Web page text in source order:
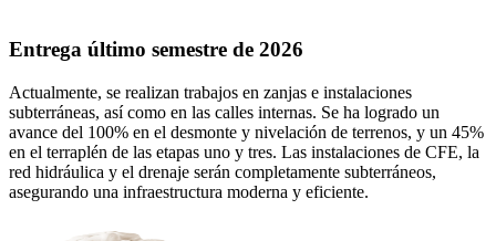
Entrega último semestre de 2026
Actualmente, se realizan trabajos en zanjas e instalaciones
subterráneas, así como en las calles internas. Se ha logrado un
avance del 100% en el desmonte y nivelación de terrenos, y un 45%
en el terraplén de las etapas uno y tres. Las instalaciones de CFE, la
red hidráulica y el drenaje serán completamente subterráneos,
asegurando una infraestructura moderna y eficiente.